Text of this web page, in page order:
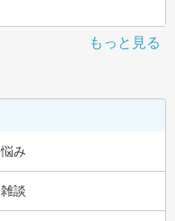
もっと見る
悩み
雑談